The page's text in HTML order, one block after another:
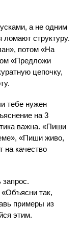
а не одним
структуру.
потом «На
«Предложи
цепочку,
тебе нужен
на 3
важна. «Пиши
«Пиши живо,
на качество
так,
примеры из
этим.